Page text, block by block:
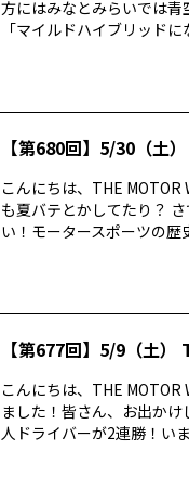
方にはみなとみらいでは
「マイルドハイブリッドに
【第680回】5/30（土
こんにちは、THE MOTOR
も夏バテとかしてたり？
い！モータースポーツの歴
【第677回】5/9（土）
こんにちは、THE MOTOR
ました！皆さん、お出か
人ドライバーが2連勝！い